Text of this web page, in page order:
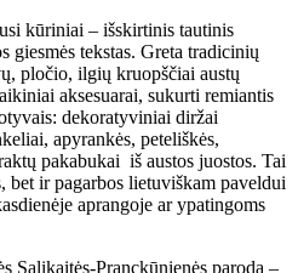
kūriniai – išskirtinis tautinis
giesmės tekstas. Greta tradicinių
pločio, ilgių kruopščiai austų
aksesuarai, sukurti remiantis
dekoratyviniai diržai
apyrankės, peteliškės,
pakabukai iš austos juostos. Tai
bet ir pagarbos lietuviškam paveldui
aprangoje ar ypatingoms